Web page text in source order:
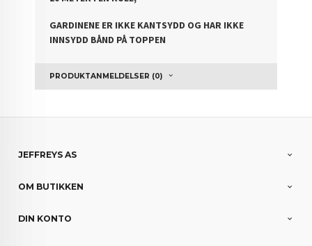
GARDINENE ER IKKE KANTSYDD OG HAR IKKE
INNSYDD BÅND PÅ TOPPEN
PRODUKTANMELDELSER (0)
JEFFREYS AS
OM BUTIKKEN
DIN KONTO